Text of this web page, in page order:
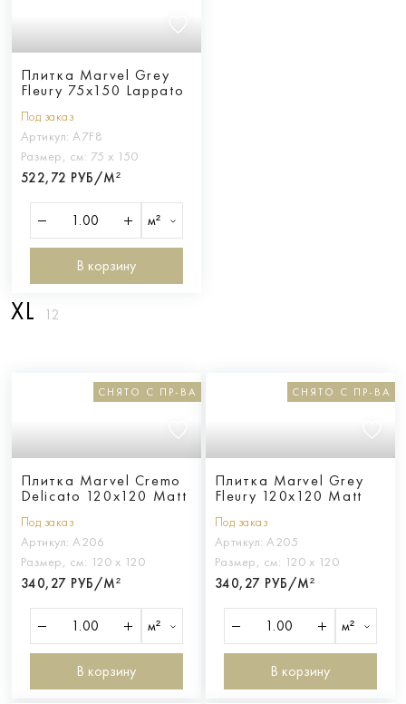
Плитка Marvel Grey
Fleury 75x150 Lappato
Под заказ
Артикул: A7F8
Размер, см: 75 х 150
522,72 РУБ/М²
м²
В корзину
XL 12
СНЯТО С ПР-ВА
Плитка Marvel Cremo
Delicato 120x120 Matt
Под заказ
Артикул: A206
Размер, см: 120 х 120
340,27 РУБ/М²
м²
В корзину
СНЯТО С ПР-ВА
Плитка Marvel Grey
Fleury 120x120 Matt
Под заказ
Артикул: A205
Размер, см: 120 х 120
340,27 РУБ/М²
м²
В корзину